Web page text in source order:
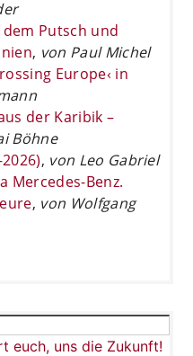
Putsch und
, von Paul Michel
Europe‹ in
der Karibik –
Böhne
, von Leo Gabriel
Mercedes-Benz.
, von Wolfgang
euch, uns die Zukunft!